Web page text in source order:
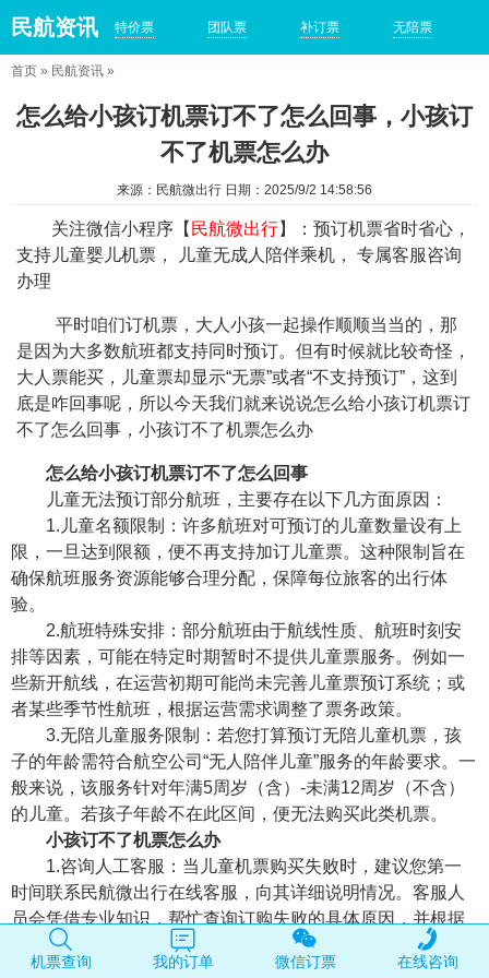
民航资讯 特价票 团队票 补订票 无陪票
首页 » 民航资讯 »
怎么给小孩订机票订不了怎么回事，小孩订
不了机票怎么办
来源：民航微出行 日期：2025/9/2 14:58:56
关注微信小程序【 民航微出行】：预订机票省时省心，
支持儿童婴儿机票， 儿童无成人陪伴乘机， 专属客服咨询
办理
平时咱们订机票，大人小孩一起操作顺顺当当的，那
是因为大多数航班都支持同时预订。但有时候就比较奇怪，
大人票能买，儿童票却显示“无票”或者“不支持预订”，这到
底是咋回事呢，所以今天我们就来说说怎么给小孩订机票订
不了怎么回事，小孩订不了机票怎么办
怎么给小孩订机票订不了怎么回事
儿童无法预订部分航班，主要存在以下几方面原因：
1.儿童名额限制：许多航班对可预订的儿童数量设有上
限，一旦达到限额，便不再支持加订儿童票。这种限制旨在
确保航班服务资源能够合理分配，保障每位旅客的出行体
验。
2.航班特殊安排：部分航班由于航线性质、航班时刻安
排等因素，可能在特定时期暂时不提供儿童票服务。例如一
些新开航线，在运营初期可能尚未完善儿童票预订系统；或
者某些季节性航班，根据运营需求调整了票务政策。
3.无陪儿童服务限制：若您打算预订无陪儿童机票，孩
子的年龄需符合航空公司“无人陪伴儿童”服务的年龄要求。一
般来说，该服务针对年满5周岁（含）-未满12周岁（不含）
的儿童。若孩子年龄不在此区间，便无法购买此类机票。
小孩订不了机票怎么办
1.咨询人工客服：当儿童机票购买失败时，建议您第一
时间联系民航微出行在线客服，向其详细说明情况。客服人
员会凭借专业知识，帮忙查询订购失败的具体原因，并根据
实际情况给出专业的建议及有效的解决方案。例如，若因系
统故障导致预订失败，客服可协助您在后台进行手动操作；
机票查询 我的订单 微信订票 在线咨询